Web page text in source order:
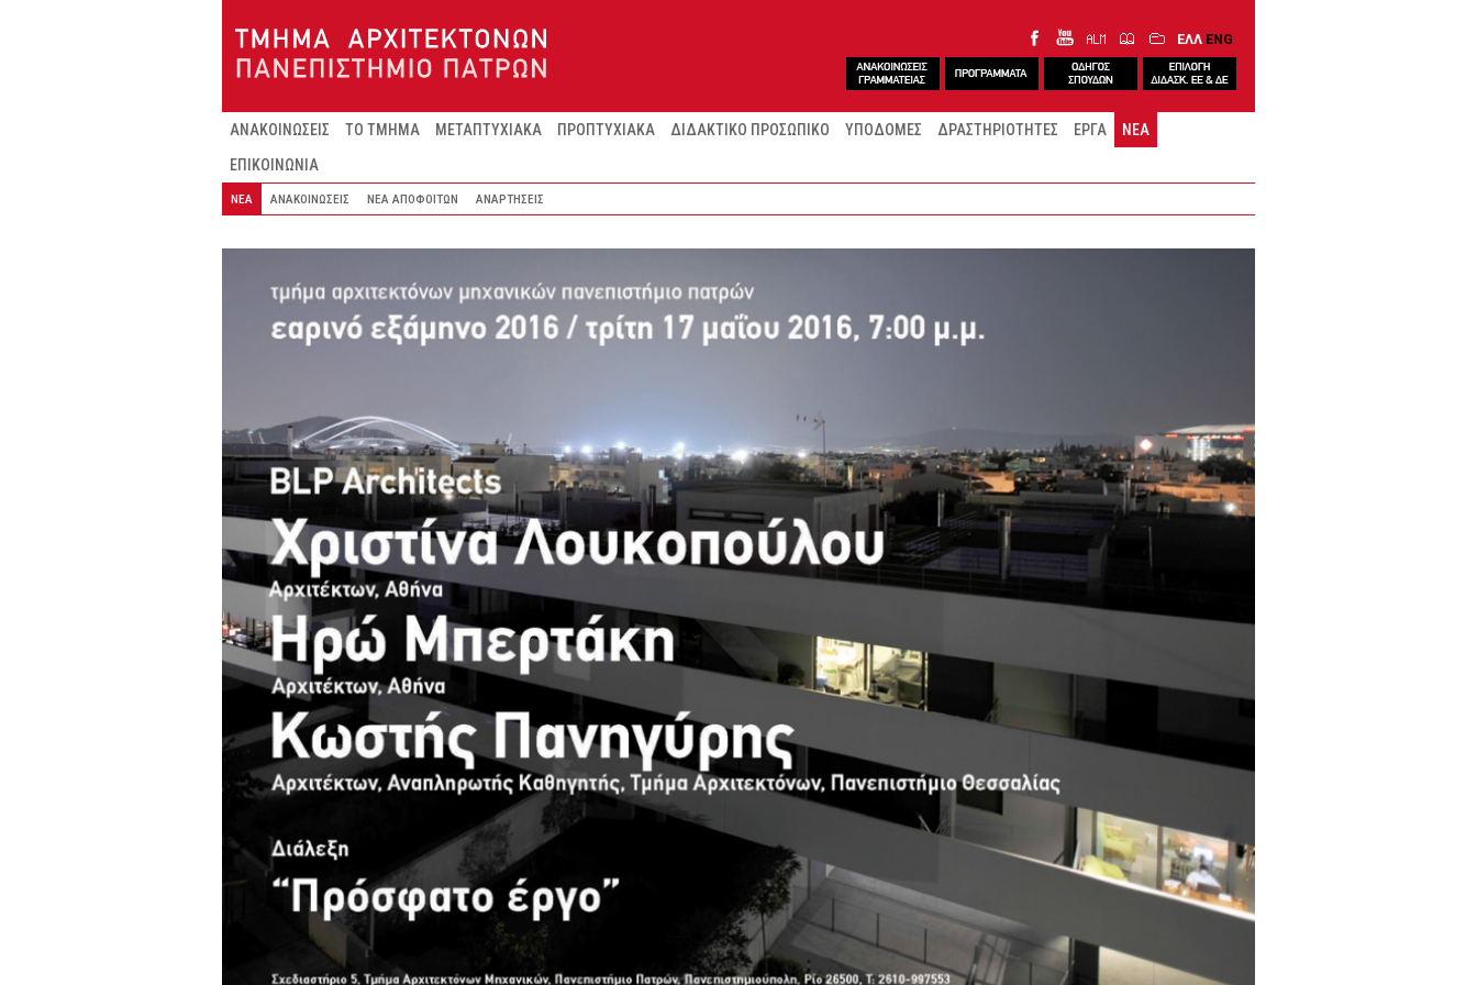
ΕΛΛ ENG
ΑΝΑΚΟΙΝΩΣΕΙΣ ΤΟ ΤΜΗΜΑ ΜΕΤΑΠΤΥΧΙΑΚΑ ΠΡΟΠΤΥΧΙΑΚΑ ΔΙΔΑΚΤΙΚΟ ΠΡΟΣΩΠΙΚΟ ΥΠΟΔΟΜΕΣ ΔΡΑΣΤΗΡΙΟΤΗΤΕΣ ΕΡΓΑ
ΝΕΑ
ΕΠΙΚΟΙΝΩΝΙΑ
ΝΕΑ ΑΝΑΚΟΙΝΩΣΕΙΣ ΝΕΑ ΑΠΟΦΟΙΤΩΝ ΑΝΑΡΤΗΣΕΙΣ